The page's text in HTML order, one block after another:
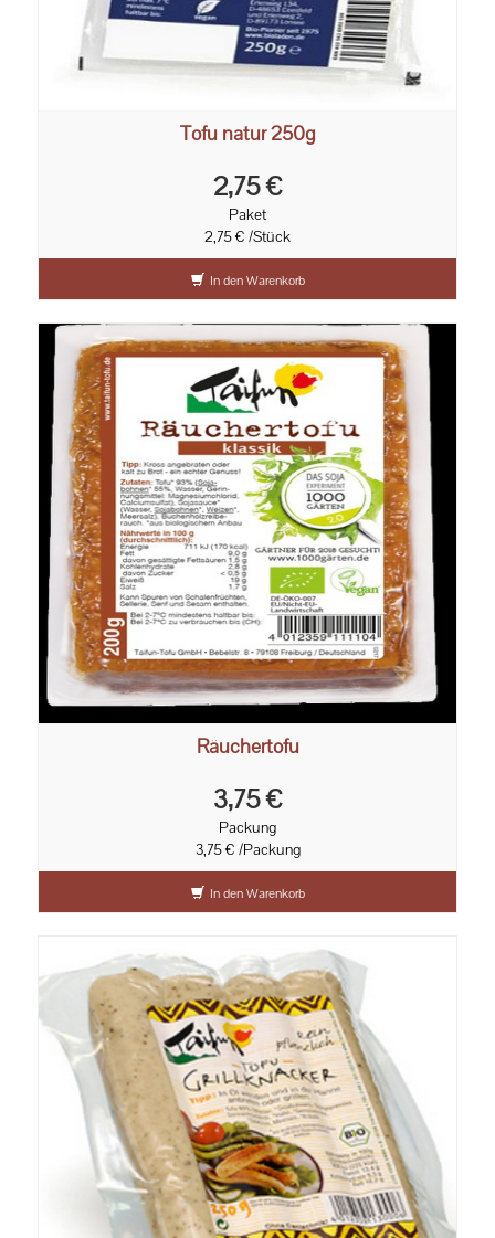
Tofu natur 250g
2,75 €
Paket
2,75 € /Stück
In den Warenkorb
Räuchertofu
3,75 €
Packung
3,75 € /Packung
In den Warenkorb